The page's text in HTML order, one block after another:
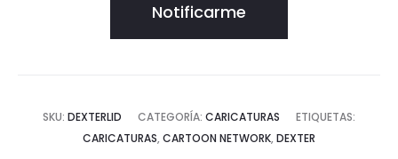
Notificarme
SKU: DEXTERLID CATEGORÍA: CARICATURAS
ETIQUETAS:
CARICATURAS, CARTOON NETWORK, DEXTER